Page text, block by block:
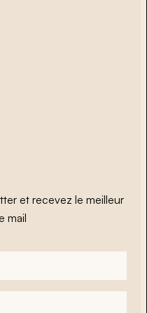
et recevez le meilleur
mail